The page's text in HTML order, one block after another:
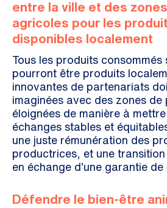
entre la ville et des
agricoles pour les
disponibles localement
Tous les produits consommés
pourront être produits
innovantes de partenariats
imaginées avec des zones de
éloignées de manière à
échanges stables et
une juste rémunération des
productrices, et une
en échange d’une garantie de
Défendre le bien-être